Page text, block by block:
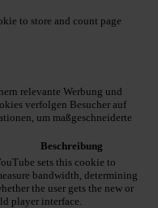
to store and count page
relevante Werbung und
verfolgen Besucher auf
um maßgeschneiderte
Beschreibung
sets this cookie to
bandwidth, determining
the user gets the new or
player interface.